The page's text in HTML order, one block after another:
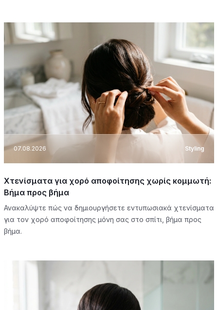
07.08.2026 Styling
Χτενίσματα για χορό αποφοίτησης χωρίς κομμωτή:
Βήμα προς βήμα
Ανακαλύψτε πώς να δημιουργήσετε εντυπωσιακά χτενίσματα
για τον χορό αποφοίτησης μόνη σας στο σπίτι, βήμα προς
βήμα.